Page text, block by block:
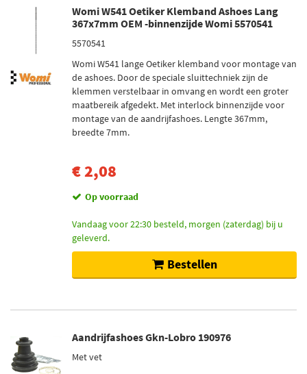
Womi W541 Oetiker Klemband Ashoes Lang
367x7mm OEM -binnenzijde Womi 5570541
5570541
Womi W541 lange Oetiker klemband voor montage van
de ashoes. Door de speciale sluittechniek zijn de
klemmen verstelbaar in omvang en wordt een groter
maatbereik afgedekt. Met interlock binnenzijde voor
montage van de aandrijfashoes. Lengte 367mm,
breedte 7mm.
€ 2,08
Op voorraad
Vandaag voor 22:30 besteld, morgen (zaterdag) bij u
geleverd.
Bestellen
Aandrijfashoes Gkn-Lobro 190976
Met vet